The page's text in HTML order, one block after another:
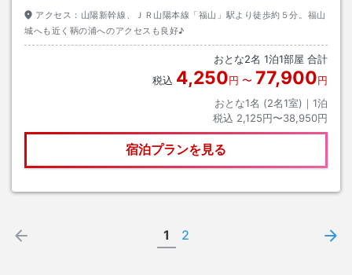
アクセス： 山陽新幹線、ＪＲ山陽本線「福山」駅より徒歩約５分。福山
城へも近く鞆の浦へのアクセスも良好♪
おとな2名 1泊1部屋 合計
税込 4,250円 〜 77,900円
おとな1名 (2名1室)｜ 1泊
税込 2,125円〜38,950円
宿泊プランを見る
1 2